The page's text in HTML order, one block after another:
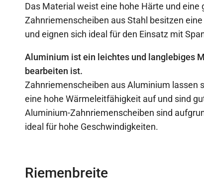
Das Material weist eine hohe Härte und
Zahnriemenscheiben aus Stahl besitzen
und eignen sich ideal für den Einsatz mit
Aluminium ist ein leichtes und langlebiges
bearbeiten ist.
Zahnriemenscheiben aus Aluminium lassen
eine hohe Wärmeleitfähigkeit auf und sind
Aluminium-Zahnriemenscheiben sind
ideal für hohe Geschwindigkeiten.
Riemenbreite